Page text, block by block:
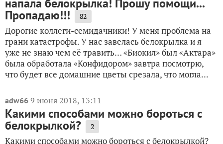
напала белокрылка! Прошу помощи...
Пропадаю!!! 82
Дорогие коллеги-семидачники! У меня проблема на
грани катастрофы. У нас завелась белокрылка и я
уже не знаю чем её травить… «Биокил» был «Актара»
была обработала «Конфидором» завтра посмотрю,
что будет все домашние цветы срезала, что могла...
adw66 9 июня 2018, 13:11
Какими способами можно бороться с
белокрылкой? 2
Какими способами можно бороться с белокрылкой?